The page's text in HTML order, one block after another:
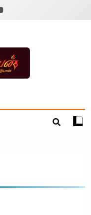
News |
| Tamil
|
News